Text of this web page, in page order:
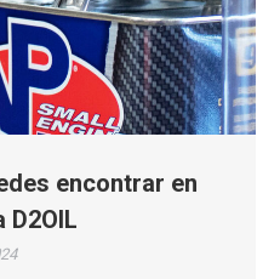
encontrar en